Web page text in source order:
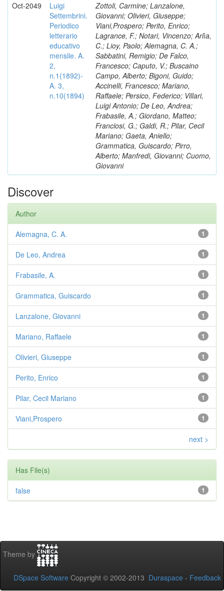
Oct-2049
Luigi
Settembrini.
Periodico
letterario
educativo
mensile. A.
2,
n.1(1892)-
A. 3,
n.10(1894)
Zottoli, Carmine; Lanzalone,
Giovanni; Olivieri, Giuseppe;
Viani,Prospero; Perito, Enrico;
Lagrance, F.; Notari, Vincenzo; Arlìa,
C.; Lioy, Paolo; Alemagna, C. A.;
Sabbatini, Remigio; De Falco,
Francesco; Caputo, V.; Buscaino
Campo, Alberto; Bigoni, Guido;
Accinelli, Francesco; Mariano,
Raffaele; Persico, Federico; Villari,
Luigi Antonio; De Leo, Andrea;
Frabasile, A.; Giordano, Matteo;
Franciosi, G.; Galdi, R.; Pilar, Cecil
Mariano; Gaeta, Aniello;
Grammatica, Guiscardo; Pirro,
Alberto; Manfredi, Giovanni; Cuomo,
Giovanni
Discover
Author
1
Alemagna, C. A.
1
De Leo, Andrea
1
Frabasile, A.
1
Grammatica, Guiscardo
1
Lanzalone, Giovanni
1
Mariano, Raffaele
1
Olivieri, Giuseppe
1
Perito, Enrico
1
Pilar, Cecil Mariano
1
Viani,Prospero
next >
Has File(s)
1
false
Theme by
DSpace Software Copyright © 2002-2013 Duraspace - Feedback